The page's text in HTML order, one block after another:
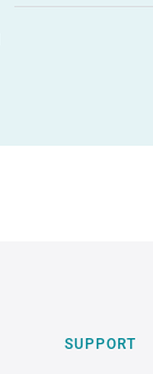
SUPPORT